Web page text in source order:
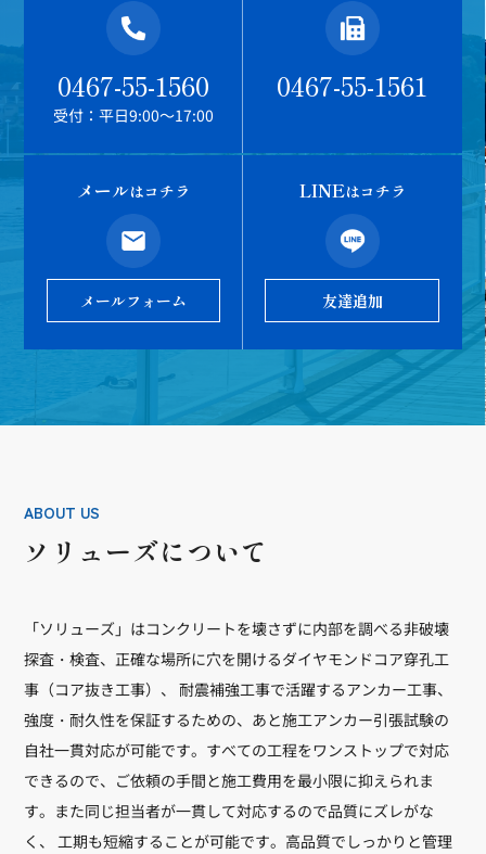
0467-55-1560
受付：平日9:00～17:00
0467-55-1561
メールはコチラ
メールフォーム
LINEはコチラ
友達追加
ABOUT US
ソリューズについて
「ソリューズ」はコンクリートを壊さずに内部を調べる非破壊
探査・検査、正確な場所に穴を開けるダイヤモンドコア穿孔工
事（コア抜き工事）、 耐震補強工事で活躍するアンカー工事、
強度・耐久性を保証するための、あと施工アンカー引張試験の
自社一貫対応が可能です。すべての工程をワンストップで対応
できるので、ご依頼の手間と施工費用を最小限に抑えられま
す。また同じ担当者が一貫して対応するので品質にズレがな
く、 工期も短縮することが可能です。高品質でしっかりと管理